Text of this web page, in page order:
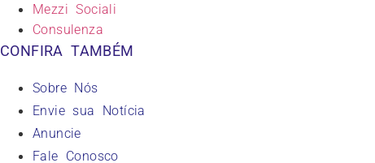
Mezzi Sociali
Consulenza
CONFIRA TAMBÉM
Sobre Nós
Envie sua Notícia
Anuncie
Fale Conosco